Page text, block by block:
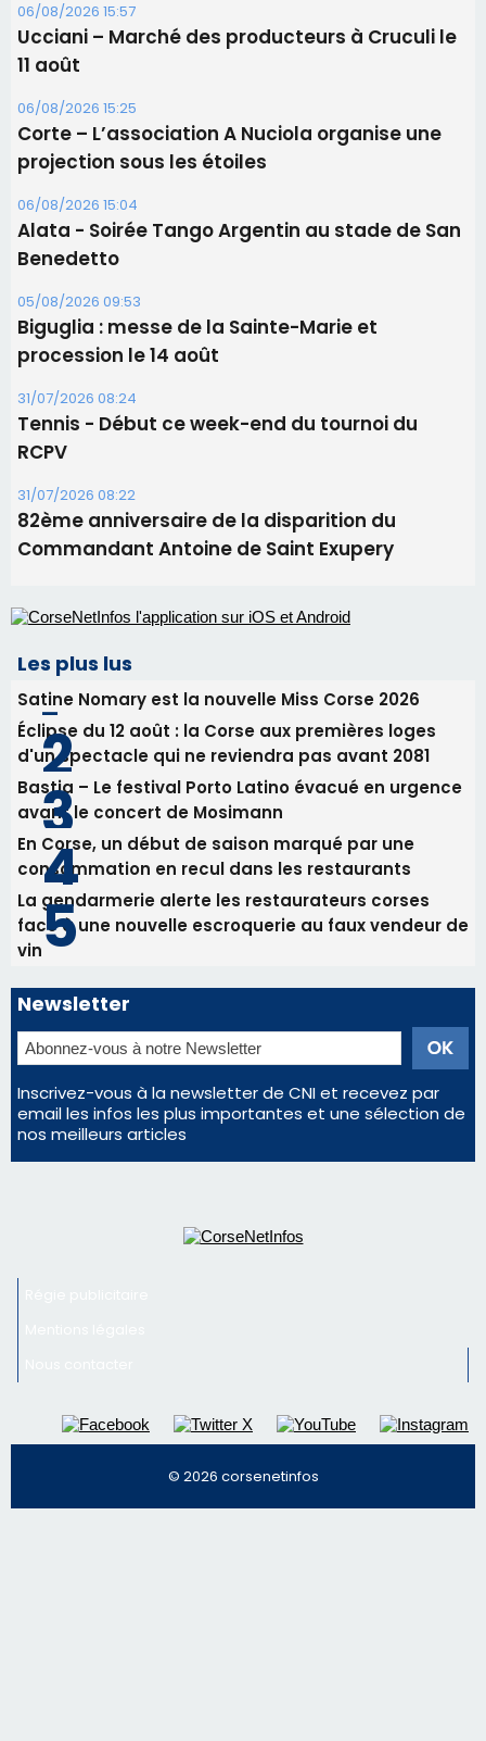
06/08/2026 15:57
Ucciani – Marché des producteurs à Cruculi le
11 août
06/08/2026 15:25
Corte – L’association A Nuciola organise une
projection sous les étoiles
06/08/2026 15:04
Alata - Soirée Tango Argentin au stade de San
Benedetto
05/08/2026 09:53
Biguglia : messe de la Sainte-Marie et
procession le 14 août
31/07/2026 08:24
Tennis - Début ce week-end du tournoi du
RCPV
31/07/2026 08:22
82ème anniversaire de la disparition du
Commandant Antoine de Saint Exupery
Les plus lus
Satine Nomary est la nouvelle Miss Corse 2026
Éclipse du 12 août : la Corse aux premières loges
d'un spectacle qui ne reviendra pas avant 2081
Bastia – Le festival Porto Latino évacué en urgence
avant le concert de Mosimann
En Corse, un début de saison marqué par une
consommation en recul dans les restaurants
La gendarmerie alerte les restaurateurs corses
face à une nouvelle escroquerie au faux vendeur de
vin
Newsletter
Inscrivez-vous à la newsletter de CNI et recevez par
email les infos les plus importantes et une sélection de
nos meilleurs articles
© 2026 corsenetinfos